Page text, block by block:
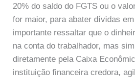
20% do saldo do FGTS ou o
for maior, para abater dívidas
importante ressaltar que o
na conta do trabalhador, mas
diretamente pela Caixa
instituição financeira credora,